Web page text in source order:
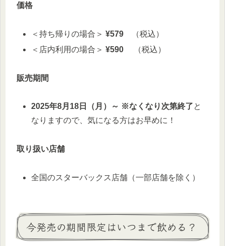
価格
＜持ち帰りの場合＞¥579
（税込）
＜店内利用の場合＞ ¥590 （税込）
販売期間
2025年8月18日（月）～ ※なくなり次第終了 と
なりますので、気になる方はお早めに！
取り扱い店舗
全国のスターバックス店舗（一部店舗を除く）
今発売の期間限定はいつまで飲める？